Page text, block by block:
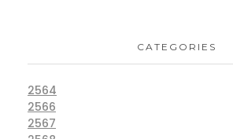
CATEGORIES
2564
2566
2567